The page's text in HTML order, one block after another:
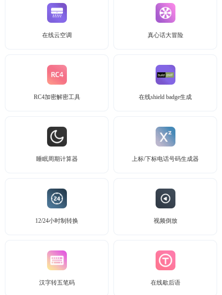
在线云空调 真心话大冒险
RC4加密解密工具 在线shield badge生成
睡眠周期计算器 上标/下标电话号码生成器
12/24小时制转换 视频倒放
汉字转五笔码 在线歇后语